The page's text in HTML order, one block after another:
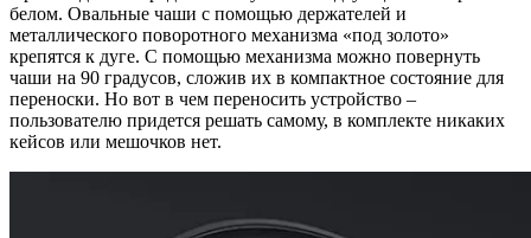
белом. Овальные чаши с помощью держателей и
металлического поворотного механизма «под золото»
крепятся к дуге. С помощью механизма можно повернуть
чаши на 90 градусов, сложив их в компактное состояние для
переноски. Но вот в чем переносить устройство –
пользователю придется решать самому, в комплекте никаких
кейсов или мешочков нет.